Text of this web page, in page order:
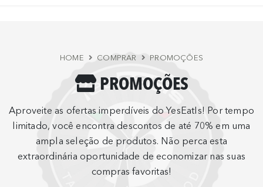
PROMOÇÕES
Aproveite as ofertas imperdíveis do YesEatIs! Por tempo
limitado, você encontra descontos de até 70% em uma
ampla seleção de produtos. Não perca esta
extraordinária oportunidade de economizar nas suas
compras favoritas!
HOME COMPRAR PROMOÇÕES